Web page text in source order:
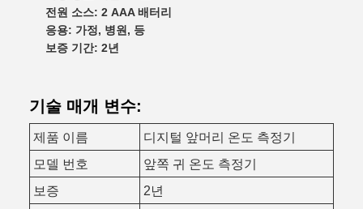
전원 소스: 2 AAA 배터리
응용: 가정, 병원, 등
보증 기간: 2년
기술 매개 변수:
제품 이름
디지털 앞머리 온도 측정기
모델 번호
앞쪽 귀 온도 측정기
보증
2년